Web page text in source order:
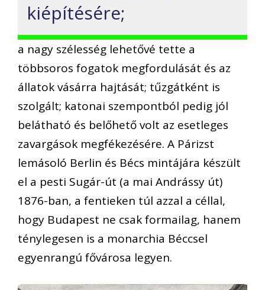
kiépítésére;
a nagy szélesség lehetővé tette a
többsoros fogatok megfordulását és az
állatok vásárra hajtását; tűzgátként is
szolgált; katonai szempontból pedig jól
belátható és belőhető volt az esetleges
zavargások megfékezésére. A Párizst
lemásoló Berlin és Bécs mintájára készült
el a pesti Sugár-út (a mai Andrássy út)
1876-ban, a fentieken túl azzal a céllal,
hogy Budapest ne csak formailag, hanem
ténylegesen is a monarchia Béccsel
egyenrangú fővárosa legyen.